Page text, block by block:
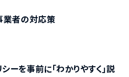
業者の対応策
ーを事前に「わかりやすく」説